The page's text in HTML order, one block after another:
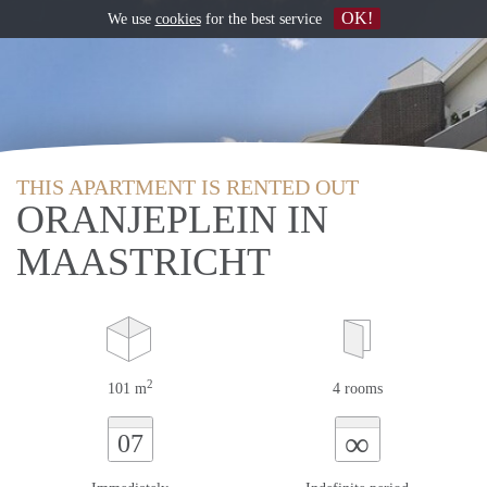
THIS APARTMENT IS RENTED OUT
ORANJEPLEIN IN
MAASTRICHT
101 m2 4 rooms
07 ∞
We use cookiesfor the best service OK!